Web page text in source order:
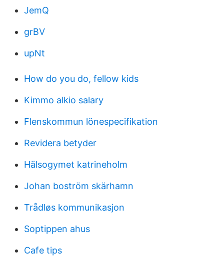
JemQ
grBV
upNt
How do you do, fellow kids
Kimmo alkio salary
Flenskommun lönespecifikation
Revidera betyder
Hälsogymet katrineholm
Johan boström skärhamn
Trådløs kommunikasjon
Soptippen ahus
Cafe tips